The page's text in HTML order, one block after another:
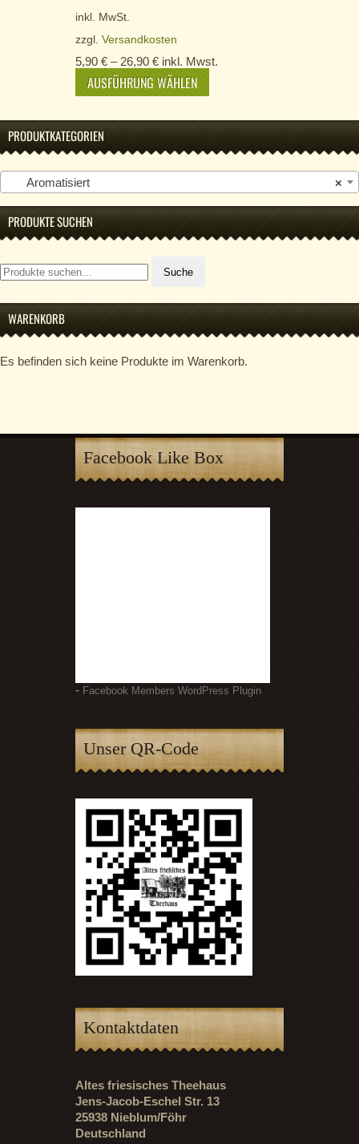
inkl. MwSt.
zzgl. Versandkosten
5,90 € – 26,90 € inkl. Mwst.
AUSFÜHRUNG WÄHLEN
PRODUKTKATEGORIEN
×
Aromatisiert
PRODUKTE SUCHEN
Suche
nach:
Suche
WARENKORB
Es befinden sich keine Produkte im Warenkorb.
Facebook Like Box
- Facebook Members WordPress Plugin
Unser QR-Code
Kontaktdaten
Altes friesisches Theehaus
Jens-Jacob-Eschel Str. 13
25938 Nieblum/Föhr
Deutschland